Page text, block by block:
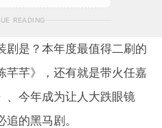
READING
剧是？本年度最值得二刷的
芊芊》，还有就是带火任嘉
、今年成为让人大跌眼镜
追的黑马剧。